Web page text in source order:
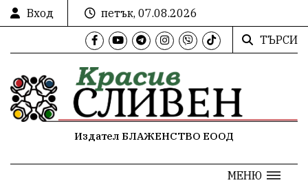
Вход
петък, 07.08.2026
ТЪРСИ
Издател БЛАЖЕНСТВО ЕООД
МЕНЮ